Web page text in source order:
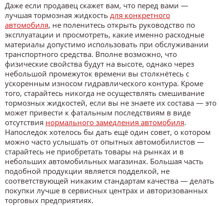
Даже если продавец скажет вам, что перед вами —
лучшая тормозная жидкость для конкретного
автомобиля, не поленитесь открыть руководство по
эксплуатации и просмотреть, какие именно расходные
материалы допустимо использовать при обслуживании
транспортного средства. Вполне возможно, что
физические свойства будут на высоте, однако через
небольшой промежуток времени вы столкнётесь с
ускоренным износом гидравлического контура. Кроме
того, старайтесь никогда не осуществлять смешивание
тормозных жидкостей, если вы не знаете их состава — это
может привести к фатальным последствиям в виде
отсутствия нормального замедления автомобиля.
Напоследок хотелось бы дать ещё один совет, о котором
можно часто услышать от опытных автомобилистов —
старайтесь не приобретать товары на рынках и в
небольших автомобильных магазинах. Большая часть
подобной продукции является подделкой, не
соответствующей никаким стандартам качества — делать
покупки лучше в сервисных центрах и авторизованных
торговых предприятиях.